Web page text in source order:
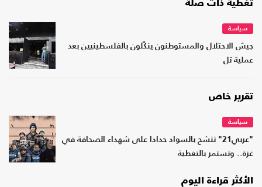
تغطية ذات صلة
سياسة
جيش الاحتلال والمستوطنون ينكّلون بالفلسطينيين بعد
عملية تل
تقرير خاص
سياسة
"عربي21" تتشح بالسواد حدادا على شهداء الصحافة في
غزة.. وتستمر بالتغطية
الأكثر قراءة اليوم